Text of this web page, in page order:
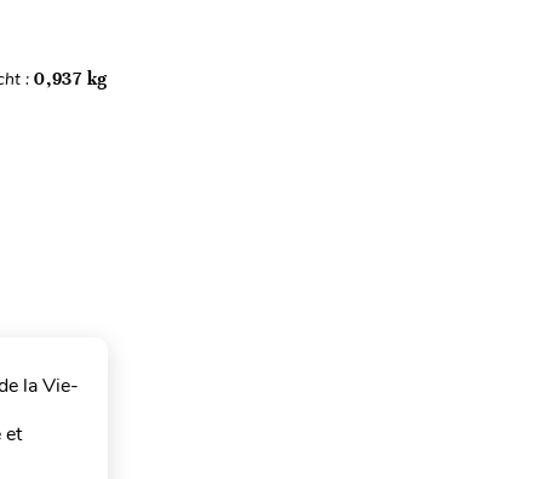
:0,937 kg
la Vie-
et